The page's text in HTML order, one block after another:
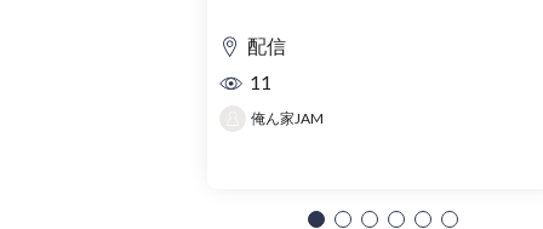
配信
11
俺ん家JAM